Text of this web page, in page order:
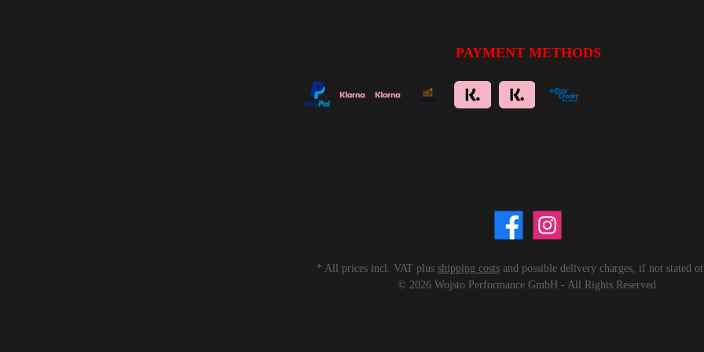
PAYMENT METHODS
* All prices incl. VAT plus shipping costsand possible delivery charges, if not stated
© 2026 Wojsto Performance GmbH - All Rights Reserved.